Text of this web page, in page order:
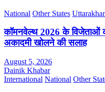
National Other States
कॉमनवेल्थ 2026 के विजेताओं
अकादमी खोलने की सलाह
August 5, 2026
Dainik Khabar
International National Other